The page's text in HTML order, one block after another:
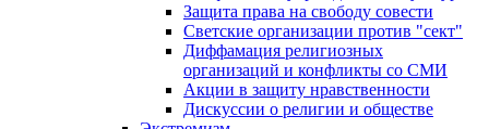
Защита права на свободу совести
Светские организации против "сект"
Диффамация религиозных
организаций и конфликты со СМИ
Акции в защиту нравственности
Дискуссии о религии и обществе